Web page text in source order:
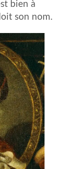
bien à
son nom.